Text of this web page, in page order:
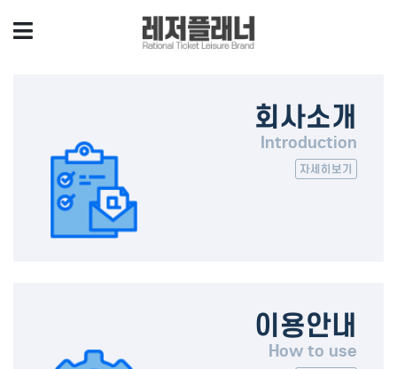
회사소개
Introduction
자세히보기
이용안내
How to use